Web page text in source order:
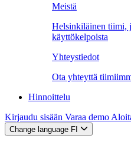
Meistä
Helsinkiläinen tiimi,
käyttökelpoista
Yhteystiedot
Ota yhteyttä
Hinnoittelu
Kirjaudu sisään Varaa demo
Change language FI